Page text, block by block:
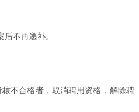
不再递补。
不合格者，取消聘用资格，解除聘